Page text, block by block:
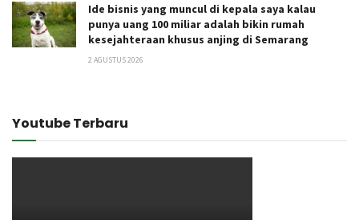
Ide bisnis yang muncul di kepala saya kalau
punya uang 100 miliar adalah bikin rumah
kesejahteraan khusus anjing di Semarang
2 AGUSTUS 2026
Youtube Terbaru